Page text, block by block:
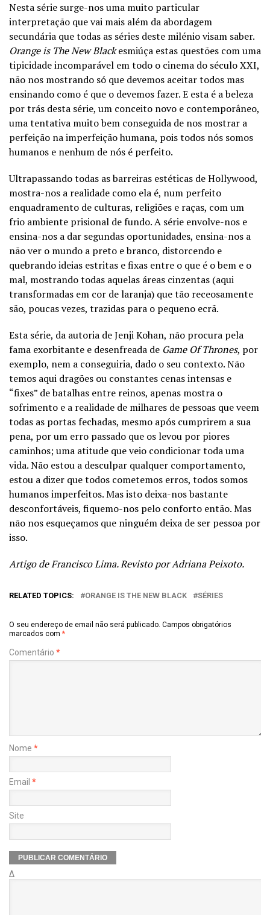
Nesta série surge-nos uma muito particular
interpretação que vai mais além da abordagem
secundária que todas as séries deste milénio visam saber.
Orange is The New Blackesmiúça estas questões com uma
tipicidade incomparável em todo o cinema do século XXI,
não nos mostrando só que devemos aceitar todos mas
ensinando como é que o devemos fazer. E esta é a beleza
por trás desta série, um conceito novo e contemporâneo,
uma tentativa muito bem conseguida de nos mostrar a
perfeição na imperfeição humana, pois todos nós somos
humanos e nenhum de nós é perfeito.
Ultrapassando todas as barreiras estéticas de Hollywood,
mostra-nos a realidade como ela é, num perfeito
enquadramento de culturas, religiões e raças, com um
frio ambiente prisional de fundo. A série envolve-nos e
ensina-nos a dar segundas oportunidades, ensina-nos a
não ver o mundo a preto e branco, distorcendo e
quebrando ideias estritas e fixas entre o que é o bem e o
mal, mostrando todas aquelas áreas cinzentas (aqui
transformadas em cor de laranja) que tão receosamente
são, poucas vezes, trazidas para o pequeno ecrã.
Esta série, da autoria de Jenji Kohan, não procura pela
fama exorbitante e desenfreada de Game Of Thrones, por
exemplo, nem a conseguiria, dado o seu contexto. Não
temos aqui dragões ou constantes cenas intensas e
“fixes” de batalhas entre reinos, apenas mostra o
sofrimento e a realidade de milhares de pessoas que veem
todas as portas fechadas, mesmo após cumprirem a sua
pena, por um erro passado que os levou por piores
caminhos; uma atitude que veio condicionar toda uma
vida. Não estou a desculpar qualquer comportamento,
estou a dizer que todos cometemos erros, todos somos
humanos imperfeitos. Mas isto deixa-nos bastante
desconfortáveis, fiquemo-nos pelo conforto então. Mas
não nos esqueçamos que ninguém deixa de ser pessoa por
isso.
Artigo de Francisco Lima. Revisto por Adriana Peixoto.
RELATED TOPICS: ORANGE IS THE NEW BLACK SÉRIES
O seu endereço de email não será publicado. Campos obrigatórios
marcados com *
Comentário *
Nome *
Email *
Site
Δ